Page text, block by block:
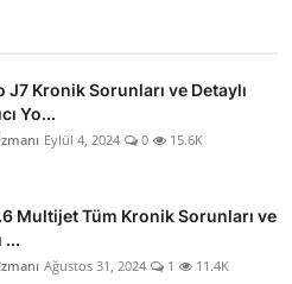
J7 Kronik Sorunları ve Detaylı
Yo...
Eylül 4, 2024 0 15.6K
Multijet Tüm Kronik Sorunları ve
...
Ağustos 31, 2024 1 11.4K